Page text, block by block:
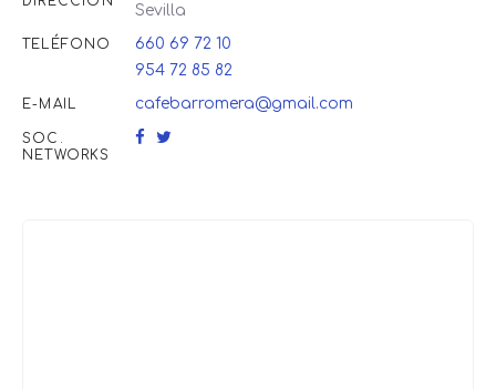
Sevilla
TELÉFONO
660 69 72 10
954 72 85 82
E-MAIL cafebarromera@gmail.com
SOC.
NETWORKS